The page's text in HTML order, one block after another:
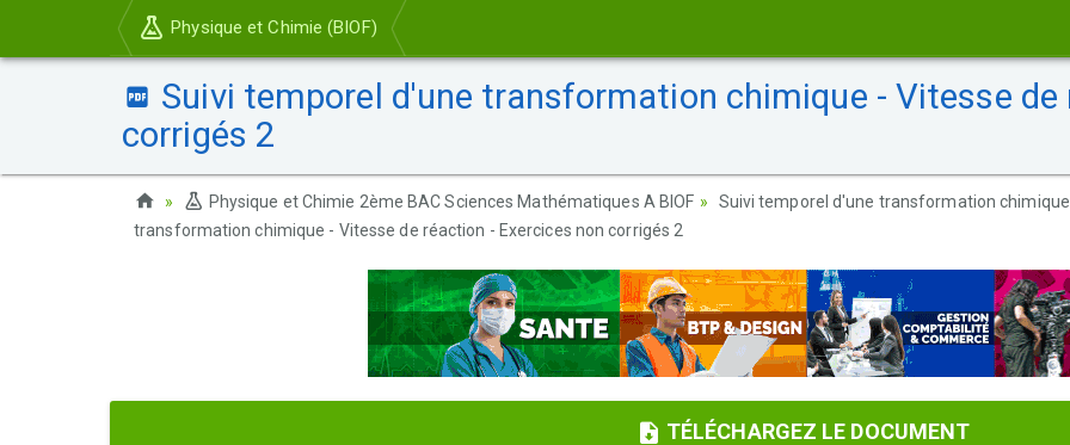
Physique et Chimie (BIOF)
Suivi temporel d'une transformation chimique - Vitesse de
corrigés 2
Physique et Chimie 2ème BAC Sciences Mathématiques A BIOF Suivi temporel d'une transformation
transformation chimique - Vitesse de réaction - Exercices non corrigés 2
TÉLÉCHARGEZ LE DOCUMENT